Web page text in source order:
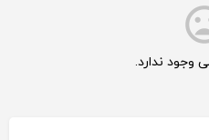
وجود ندارد.